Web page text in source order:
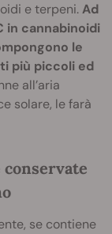
e terpeni.Ad
in cannabinoidi
le
più piccoli ed
all’aria
solare, le farà
se contiene